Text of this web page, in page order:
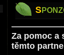
S
Za pomoc a
těmto